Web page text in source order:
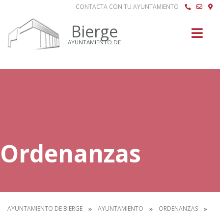
CONTACTA CON TU AYUNTAMIENTO
Bierge
AYUNTAMIENTO DE
Ordenanzas
AYUNTAMIENTO DE BIERGE AYUNTAMIENTO ORDENANZAS